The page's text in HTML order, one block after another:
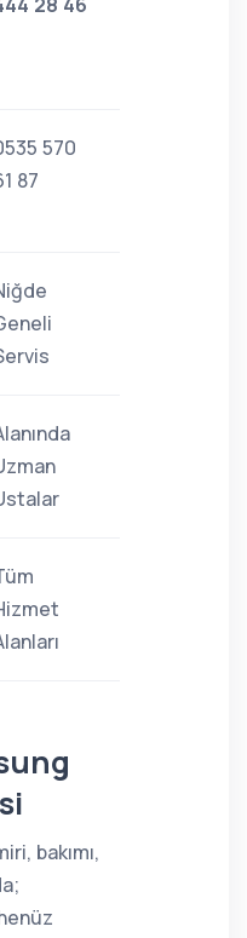
570
87
bakımı,